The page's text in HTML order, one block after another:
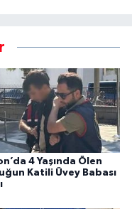
4 Yaşında Ölen
Katili Üvey Babası